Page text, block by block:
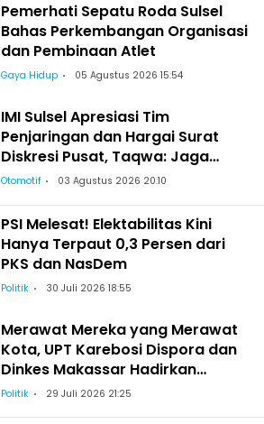
Pemerhati Sepatu Roda Sulsel
Bahas Perkembangan Organisasi
dan Pembinaan Atlet
Gaya Hidup 05 Agustus 2026 15:54
IMI Sulsel Apresiasi Tim
Penjaringan dan Hargai Surat
Diskresi Pusat, Taqwa: Jaga
Kekeluargaan-Kebersamaan
Otomotif 03 Agustus 2026 20:10
PSI Melesat! Elektabilitas Kini
Hanya Terpaut 0,3 Persen dari
PKS dan NasDem
Politik 30 Juli 2026 18:55
Merawat Mereka yang Merawat
Kota, UPT Karebosi Dispora dan
Dinkes Makassar Hadirkan
Pemeriksaan Kesehatan bagi
Politik 29 Juli 2026 21:25